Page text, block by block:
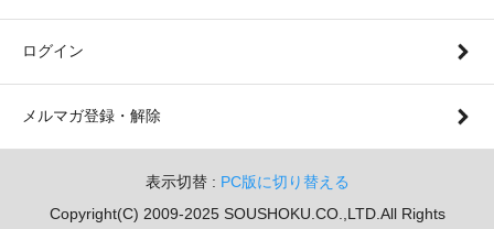
ログイン
メルマガ登録・解除
表示切替 : PC版に切り替える
Copyright(C) 2009-2025 SOUSHOKU.CO.,LTD.All Rights